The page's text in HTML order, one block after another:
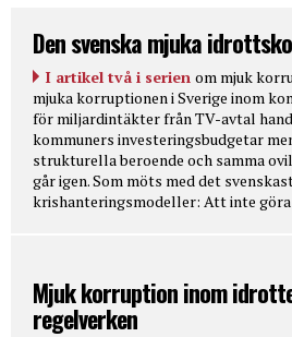
Den svenska mjuka
I artikel två i serien om mjuk
mjuka korruptionen i Sverige inom
för miljardintäkter från TV-avtal
kommuners investeringsbudgetar
strukturella beroende och samma
går igen. Som möts med det
krishanteringsmodeller: Att inte
Mjuk korruption inom
regelverken